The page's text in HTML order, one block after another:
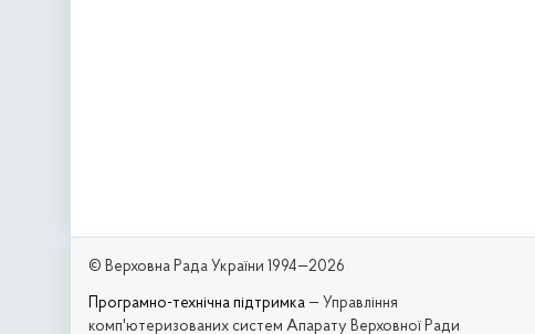
© Верховна Рада України 1994—2026
Програмно-технічна підтримка — Управління
комп'ютеризованих систем Апарату Верховної Ради